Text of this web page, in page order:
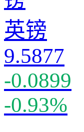
英镑
9.5877
-0.0899
-0.93%